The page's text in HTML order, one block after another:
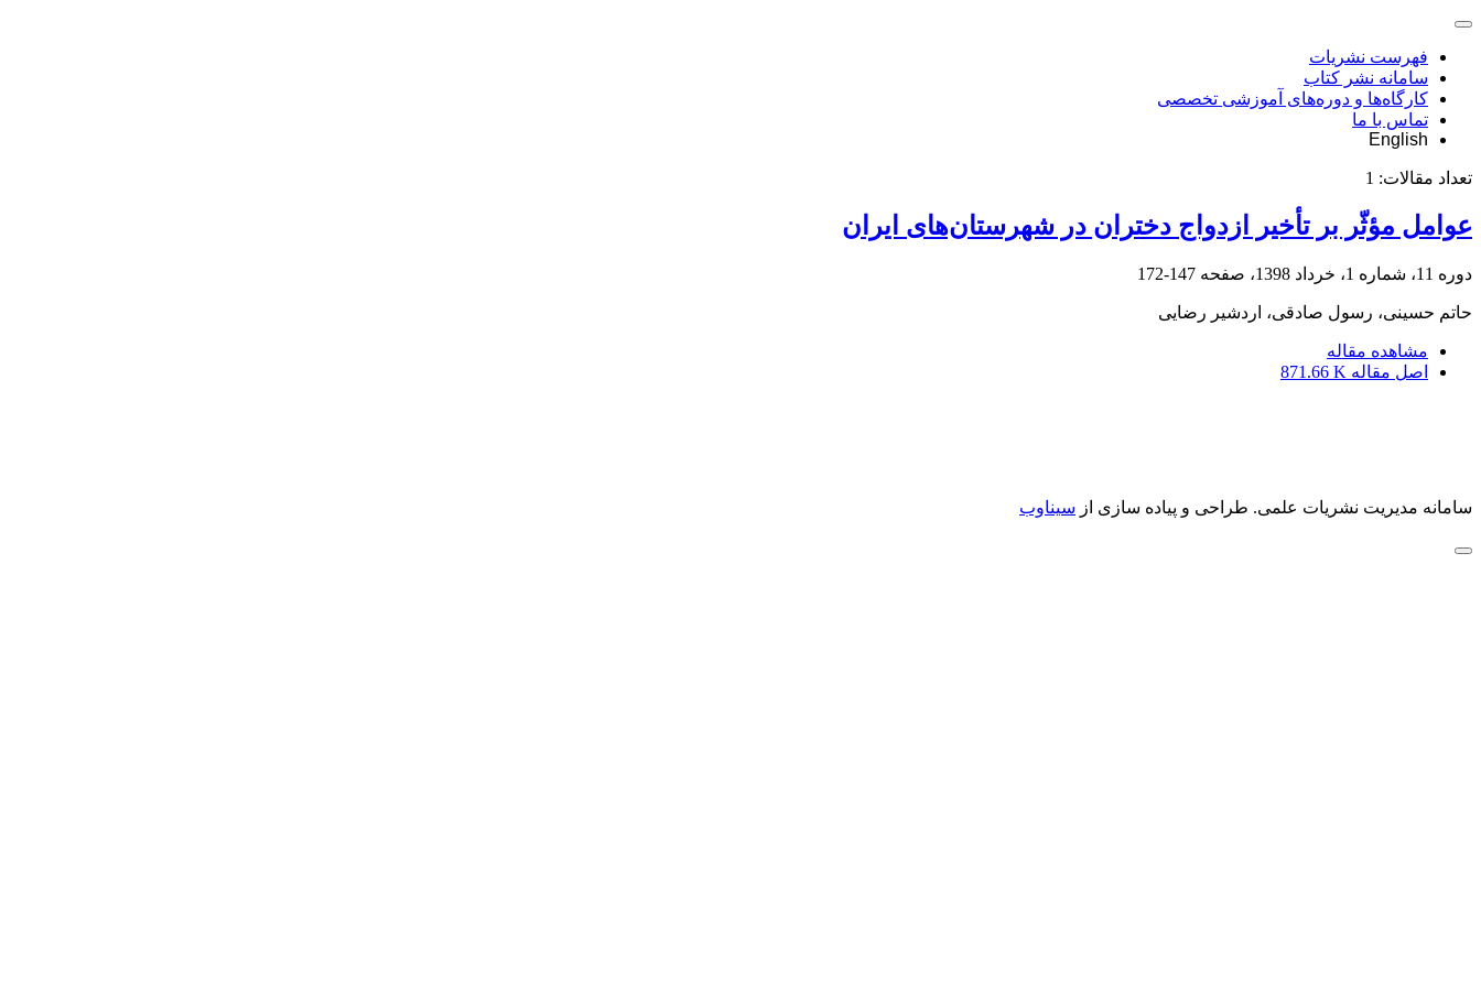
فهرست نشریات
سامانه نشر کتاب
کارگاه‌ها و دوره‌های آموزشی تخصصی
تماس با ما
English
تعداد مقالات: 1
عوامل مؤثّر بر تأخیر ازدواج دختران در شهرستان‌های ایران
دوره 11، شماره 1، خرداد 1398، صفحه 147-172
حاتم حسینی، رسول صادقی، اردشیر رضایی
مشاهده مقاله
اصل مقاله 871.66 K
سامانه مدیریت نشریات علمی. طراحی و پیاده سازی از سیناوب